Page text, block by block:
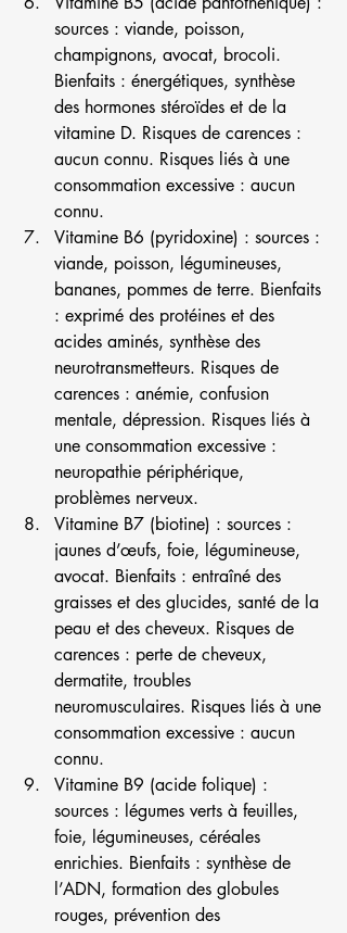
sources : viande, poisson,
champignons, avocat, brocoli.
Bienfaits : énergétiques, synthèse
des hormones stéroïdes et de la
vitamine D. Risques de carences :
aucun connu. Risques liés à une
consommation excessive : aucun
connu.
Vitamine B6 (pyridoxine) : sources :
viande, poisson, légumineuses,
bananes, pommes de terre. Bienfaits
: exprimé des protéines et des
acides aminés, synthèse des
neurotransmetteurs. Risques de
carences : anémie, confusion
mentale, dépression. Risques liés à
une consommation excessive :
neuropathie périphérique,
problèmes nerveux.
Vitamine B7 (biotine) : sources :
jaunes d’œufs, foie, légumineuse,
avocat. Bienfaits : entraîné des
graisses et des glucides, santé de la
peau et des cheveux. Risques de
carences : perte de cheveux,
dermatite, troubles
neuromusculaires. Risques liés à une
consommation excessive : aucun
connu.
Vitamine B9 (acide folique) :
sources : légumes verts à feuilles,
foie, légumineuses, céréales
enrichies. Bienfaits : synthèse de
l’ADN, formation des globules
rouges, prévention des